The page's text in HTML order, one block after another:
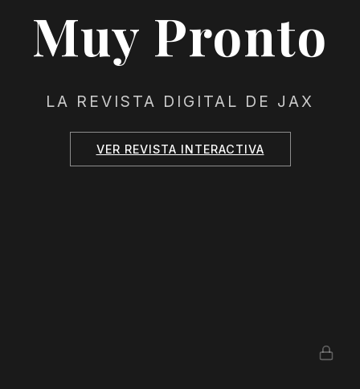
Muy Pronto
LA REVISTA DIGITAL DE JAX
VER REVISTA INTERACTIVA